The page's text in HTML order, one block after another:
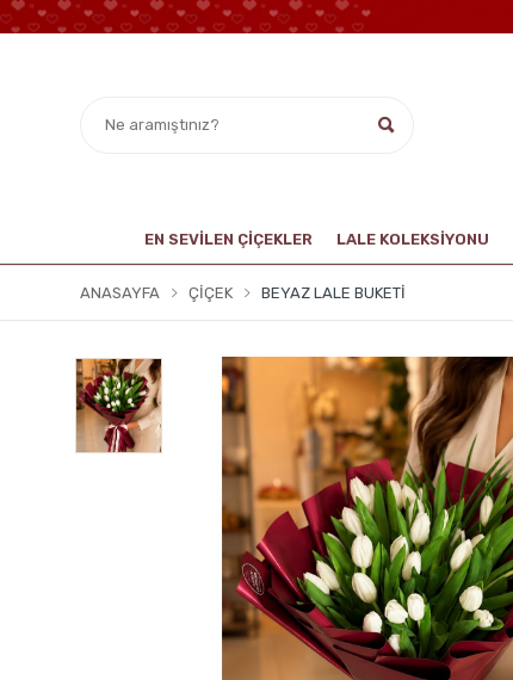
EN SEVİLEN ÇİÇEKLER LALE KOLEKSIYONU
ANASAYFA ÇIÇEK BEYAZ LALE BUKETI